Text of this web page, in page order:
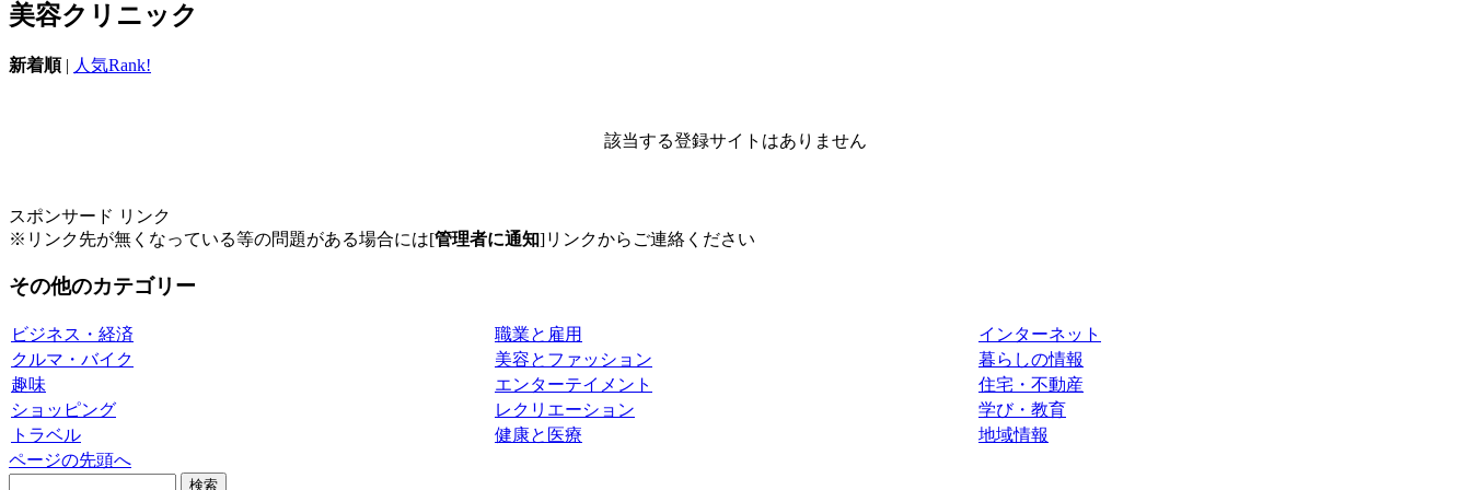
美容クリニック
新着順| 人気Rank!
該当する登録サイトはありません
スポンサード リンク
※リンク先が無くなっている等の問題がある場合には[管理者に通知]リンクからご連絡ください
その他のカテゴリー
ビジネス・経済 職業と雇用
インターネット
クルマ・バイク
美容とファッション
暮らしの情報
趣味
エンターテイメント
住宅・不動産
ショッピング
レクリエーション
学び・教育
トラベル
健康と医療
地域情報
ページの先頭へ